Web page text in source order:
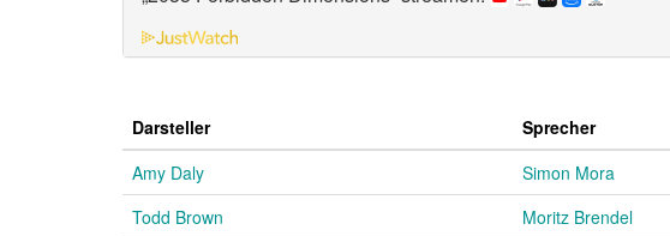
Darsteller Sprecher
Amy Daly
Simon Mora
Todd Brown
Moritz Brendel